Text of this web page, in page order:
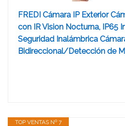
FREDI Cámara IP Exterior
con IR Vision Nocturna, IP65
Seguridad Inalámbrica
Bidireccional/Detección de
TOP VENTAS Nº 7